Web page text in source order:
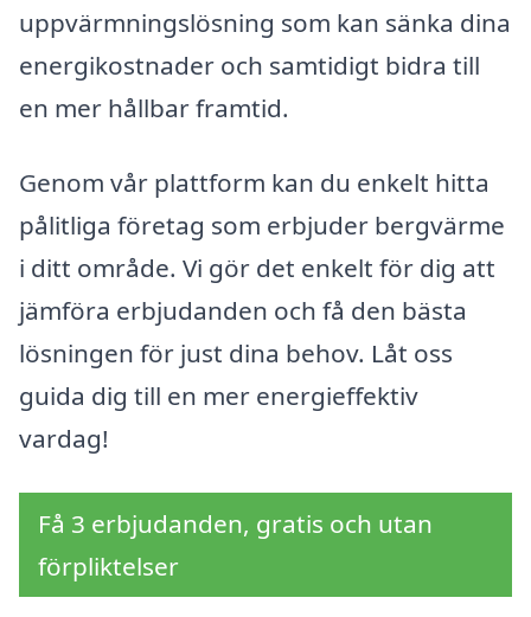
uppvärmningslösning som kan sänka dina
energikostnader och samtidigt bidra till
en mer hållbar framtid.
Genom vår plattform kan du enkelt hitta
pålitliga företag som erbjuder bergvärme
i ditt område. Vi gör det enkelt för dig att
jämföra erbjudanden och få den bästa
lösningen för just dina behov. Låt oss
guida dig till en mer energieffektiv
vardag!
Få 3 erbjudanden, gratis och utan
förpliktelser